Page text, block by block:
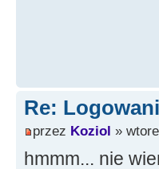
Re:
przez Koziol »
hmmm... nie